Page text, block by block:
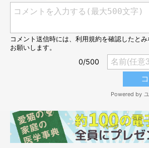
遊びに来ていたコだったそう。とても臆病で、初
げていたそうですが、ごはんをあげているうちに
@kurotamgram
2021年5月6日、最愛の愛猫・くろちゃん
くろちゃんとの別れは本当につらく、もう
思いをしたくないという気持ちから、ご家
い」と決めていたそうですが、知り合いの